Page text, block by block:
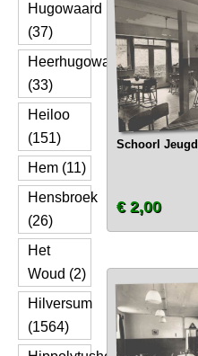
Hugowaard
(37)
Heerhugowaard
(33)
Heiloo
(151)
Hem (11)
Hensbroek
(26)
Het
Woud (2)
Hilversum
(1564)
Schoorl
€ 2,00